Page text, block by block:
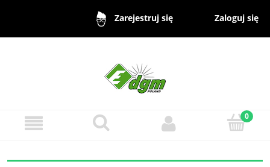
Zarejestruj się Zaloguj się